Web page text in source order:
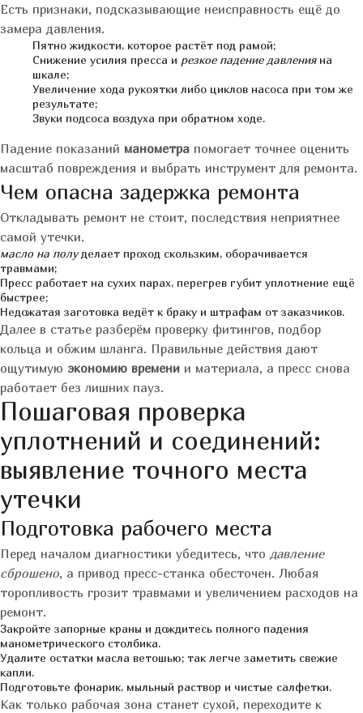
Есть признаки, подсказывающие неисправность ещё до
замера давления.
Пятно жидкости, которое растёт под рамой;
Снижение усилия пресса и резкое падение давленияна
шкале;
Увеличение хода рукоятки либо циклов насоса при том же
результате;
Звуки подсоса воздуха при обратном ходе.
Падение показаний манометра помогает точнее оценить
масштаб повреждения и выбрать инструмент для ремонта.
Чем опасна задержка ремонта
Откладывать ремонт не стоит, последствия неприятнее
самой утечки.
масло на полуделает проход скользким, оборачивается
травмами;
Пресс работает на сухих парах, перегрев губит уплотнение ещё
быстрее;
Недожатая заготовка ведёт к браку и штрафам от заказчиков.
Далее в статье разберём проверку фитингов, подбор
кольца и обжим шланга. Правильные действия дают
ощутимую экономию времени и материала, а пресс снова
работает без лишних пауз.
Пошаговая проверка
уплотнений и соединений:
выявление точного места
утечки
Подготовка рабочего места
Перед началом диагностики убедитесь, что давление
сброшено, а привод пресс-станка обесточен. Любая
торопливость грозит травмами и увеличением расходов на
ремонт.
Закройте запорные краны и дождитесь полного падения
манометрического столбика.
Удалите остатки масла ветошью; так легче заметить свежие
капли.
Подготовьте фонарик, мыльный раствор и чистые салфетки.
Как только рабочая зона станет сухой, переходите к